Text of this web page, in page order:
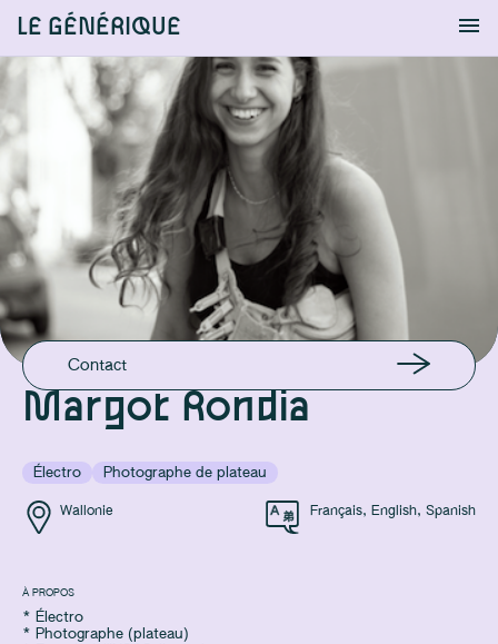
LE GÉNÉRIQUE
S'identifier Chercher
Wallonie Français, English, Spanish
Margot Rondia
Électro Photographe de plateau
À PROPOS
* Électro
* Photographe (plateau)
margotrondia@gmail.com
Contact